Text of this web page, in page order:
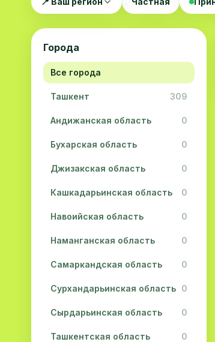
Города
Все города
Ташкент 309
Андижанская область 0
Бухарская область 0
Джизакская область 0
Кашкадарьинская область 0
Навоийская область 0
Наманганская область 0
Самаркандская область 0
Сурхандарьинская область 0
Сырдарьинская область 0
Ташкентская область 0